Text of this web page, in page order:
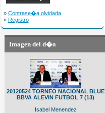
» Contrase�a olvidada
» Registro
Imagen del d�a
20120524 TORNEO NACIONAL BLUE
BBVA ALEVIN FUTBOL 7 (13)
Isabel Menendez